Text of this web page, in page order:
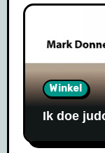
Winkel
Ik doe